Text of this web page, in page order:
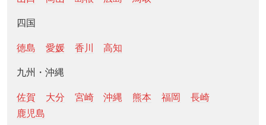
四国
徳島 愛媛 香川 高知
九州・沖縄
佐賀 大分 宮崎 沖縄 熊本 福岡
長崎
鹿児島